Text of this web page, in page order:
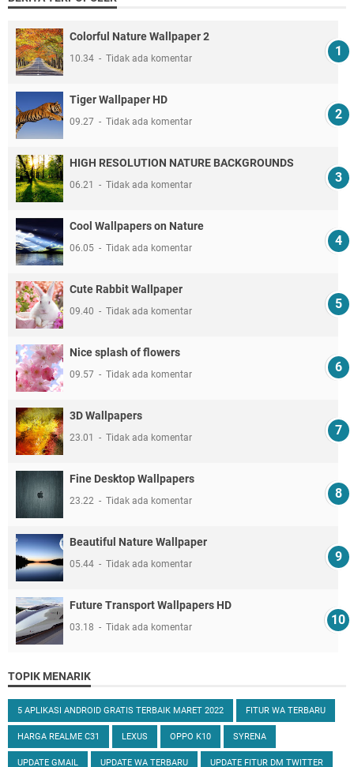
Colorful Nature Wallpaper 2
10.34 Tidak ada komentar
Tiger Wallpaper HD
09.27 Tidak ada komentar
HIGH RESOLUTION NATURE BACKGROUNDS
06.21 Tidak ada komentar
Cool Wallpapers on Nature
06.05 Tidak ada komentar
Cute Rabbit Wallpaper
09.40 Tidak ada komentar
Nice splash of flowers
09.57 Tidak ada komentar
3D Wallpapers
23.01 Tidak ada komentar
Fine Desktop Wallpapers
23.22 Tidak ada komentar
Beautiful Nature Wallpaper
05.44 Tidak ada komentar
Future Transport Wallpapers HD
03.18 Tidak ada komentar
TOPIK MENARIK
5 APLIKASI ANDROID GRATIS TERBAIK MARET 2022 FITUR WA TERBARU
HARGA REALME C31 LEXUS OPPO K10 SYRENA
UPDATE GMAIL UPDATE WA TERBARU UPDATE FITUR DM TWITTER